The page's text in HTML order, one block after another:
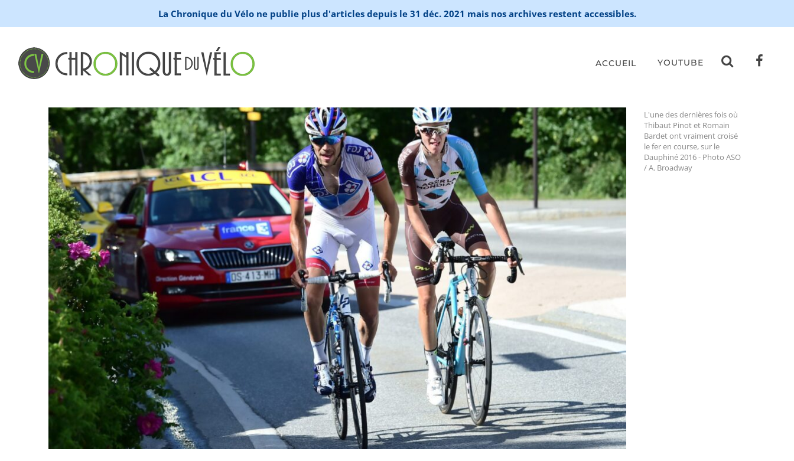
La Chronique du Vélo ne publie plus d'articles depuis le 31 déc. 2021 mais nos archives restent accessibles.
ACCUEIL YOUTUBE
L'une des dernières fois où
Thibaut Pinot et Romain
Bardet ont vraiment croisé
le fer en course, sur le
Dauphiné 2016 - Photo ASO
/ A. Broadway